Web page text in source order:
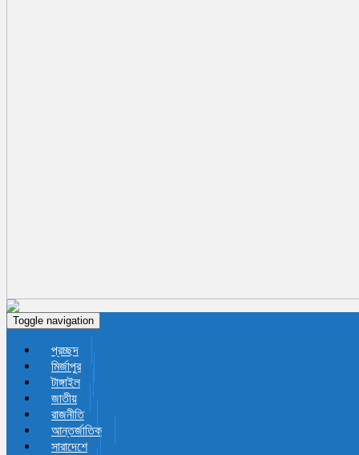
Toggle navigation
প্রচ্ছদ
মির্জাপুর
টাঙ্গাইল
জাতীয়
রাজনীতি
আন্তর্জাতিক
সারাদেশে